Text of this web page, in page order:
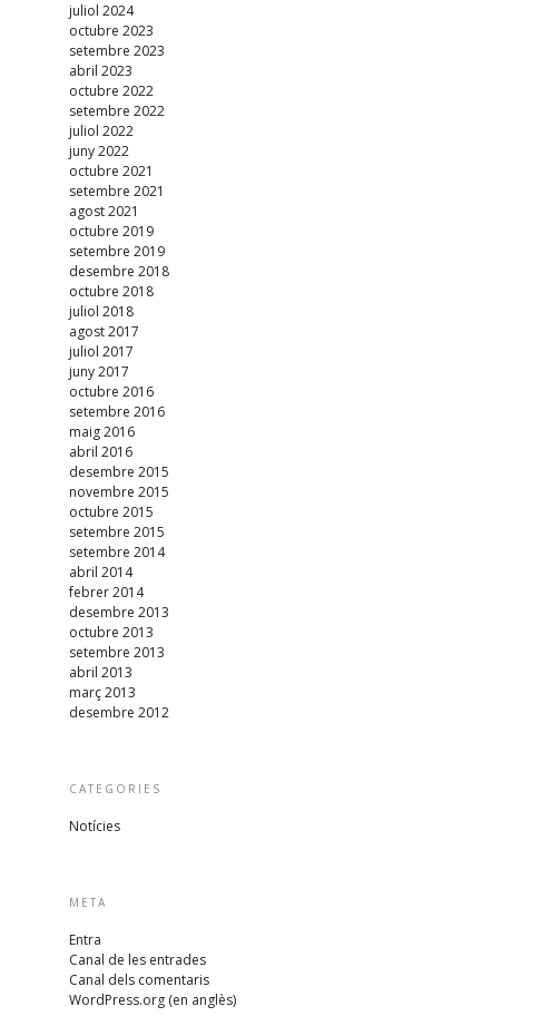
juliol 2024
octubre 2023
setembre 2023
abril 2023
octubre 2022
setembre 2022
juliol 2022
juny 2022
octubre 2021
setembre 2021
agost 2021
octubre 2019
setembre 2019
desembre 2018
octubre 2018
juliol 2018
agost 2017
juliol 2017
juny 2017
octubre 2016
setembre 2016
maig 2016
abril 2016
desembre 2015
novembre 2015
octubre 2015
setembre 2015
setembre 2014
abril 2014
febrer 2014
desembre 2013
octubre 2013
setembre 2013
abril 2013
març 2013
desembre 2012
CATEGORIES
Notícies
META
Entra
Canal de les entrades
Canal dels comentaris
WordPress.org (en anglès)